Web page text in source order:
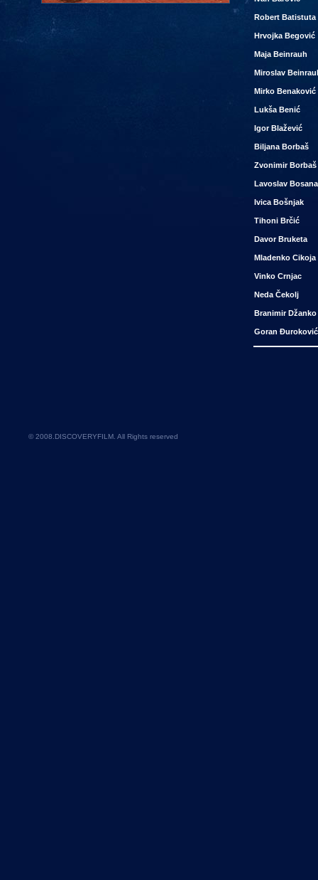
Robert Batistuta
Hrvojka Begović
Maja Beinrauh
Miroslav
Mirko Benaković
Lukša Benić
Igor Blažević
Biljana Borbaš
Zvonimir Borbaš
Lavoslav
Ivica Bošnjak
Tihoni Brčić
Davor Bruketa
Mladenko Cikoja
Vinko Crnjac
Neda Čekolj
Branimir Džanko
Goran Đuroković
© 2008. DISCOVERYFILM . All Rights reserved